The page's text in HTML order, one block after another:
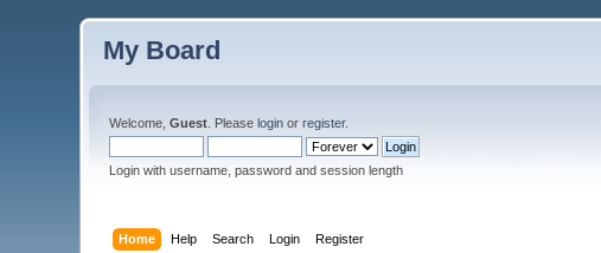
My Board
Welcome,Guest . Pleaselogin orregister.
Login with username, password and session length
Home Help Search Login Register